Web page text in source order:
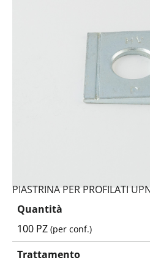
PIASTRINA PER PROFILATI
Quantità
100 PZ(per conf.)
Trattamento